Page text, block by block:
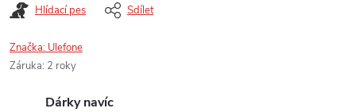
Hlídací pes Sdílet
Značka: Ulefone
Záruka: 2 roky
Dárky navíc